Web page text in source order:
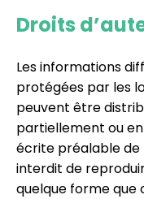
Droits
Les informations
protégées par les
peuvent être
partiellement ou
écrite préalable de
interdit de
quelque forme que